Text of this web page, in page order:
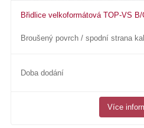
Břidlice velkoformátová TOP-VS B/
Broušený povrch / spodní strana
Doba dodání
Více